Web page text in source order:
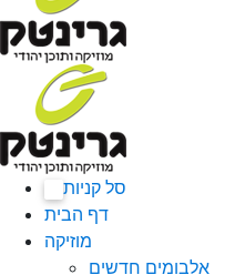
סל קניות
דף הבית
מוזיקה
אלבומים חדשים